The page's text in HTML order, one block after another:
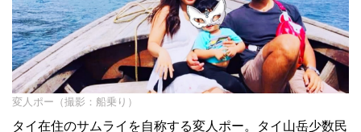
変人ポー（撮影：船乗り）
タイ在住のサムライを自称する変人ポー。タイ山岳少数民